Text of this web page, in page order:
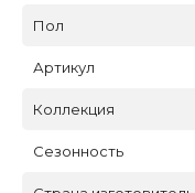
Пол
Артикул
Коллекция
Сезонность